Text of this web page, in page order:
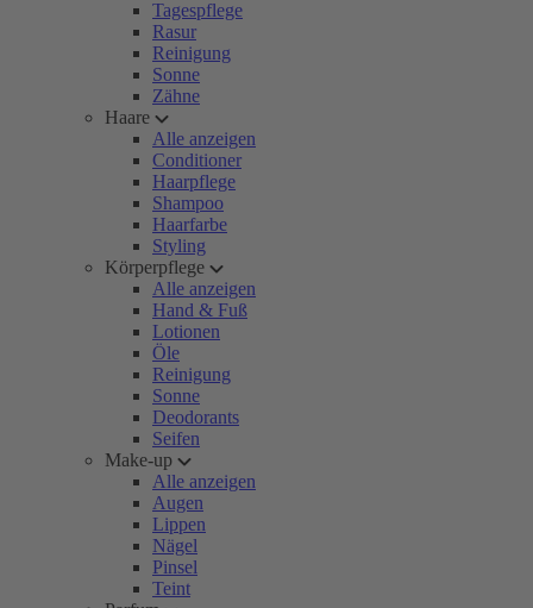
Tagespflege
Rasur
Reinigung
Sonne
Zähne
Haare
Alle anzeigen
Conditioner
Haarpflege
Shampoo
Haarfarbe
Styling
Körperpflege
Alle anzeigen
Hand & Fuß
Lotionen
Öle
Reinigung
Sonne
Deodorants
Seifen
Make-up
Alle anzeigen
Augen
Lippen
Nägel
Pinsel
Teint